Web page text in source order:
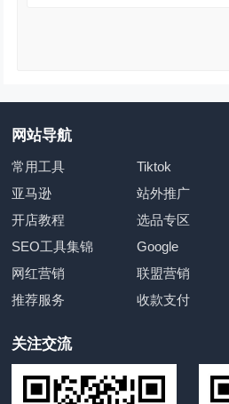
网站导航
常用工具 Tiktok
亚马逊
站外推广
开店教程
选品专区
SEO工具集锦
Google
网红营销
联盟营销
推荐服务
收款支付
关注交流